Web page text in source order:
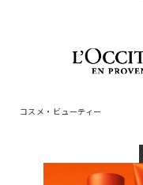
コスメ・ビューティー